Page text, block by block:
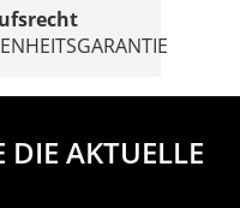
DIE AKTUELLE